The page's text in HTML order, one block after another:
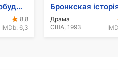
Інший світ: Пробудження
8,8
IMDb: 6,3
Бронкская
Драма
США, 1993